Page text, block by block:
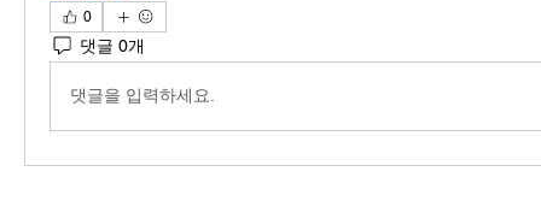
0
댓글 0개
댓글을 입력하세요.